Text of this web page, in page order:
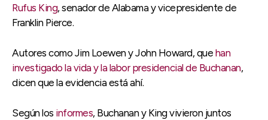
Rufus King, senador de Alabama y vicepresidente de
Franklin Pierce.
Autores como Jim Loewen y John Howard, que han
investigado la vida y la labor presidencial de Buchanan,
dicen que la evidencia está ahí.
Según los informes, Buchanan y King vivieron juntos